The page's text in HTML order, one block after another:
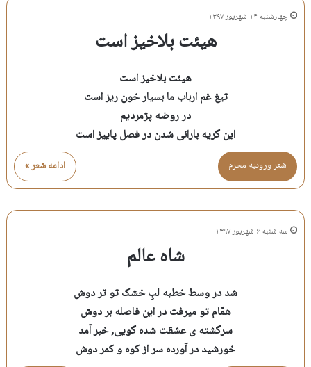
چهارشنبه ۱۴ شهریور ۱۳۹۷
هیئت بلاخیز است
هیئت بلاخیز است
تیغ غم ارباب ما بسیار خون ریز است
در روضه پژمردیم
این گریه بارانی شدن در فصل پاییز است
ادامه شعر » شعر وروديه محرم
سه شنبه ۶ شهریور ۱۳۹۷
شاه عالم
شد در وسط خطبه لبِ خشک تو تر دوش
همّام تو میرفت در این فاصله بر دوش
سرگشته ی عشقت شده گویی, خبر آمد
خورشید در آورده سر از کوه و کمر دوش